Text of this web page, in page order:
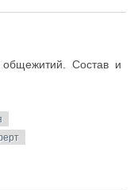
общежитий. Состав и